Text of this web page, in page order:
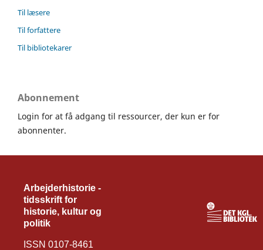
Til læsere
Til forfattere
Til bibliotekarer
Abonnement
Login for at få adgang til ressourcer, der kun er for
abonnenter.
Arbejderhistorie -
tidsskrift for
historie, kultur og
politik
ISSN 0107-8461